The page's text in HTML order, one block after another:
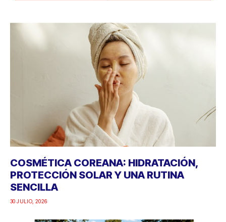
COSMÉTICA COREANA: HIDRATACIÓN,
PROTECCIÓN SOLAR Y UNA RUTINA
SENCILLA
30 JULIO, 2026